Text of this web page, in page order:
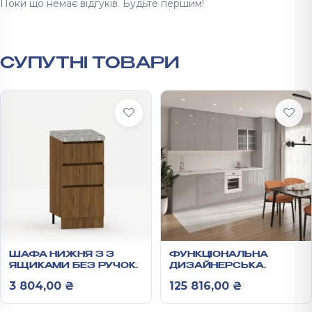
Поки що немає відгуків. Будьте першим!
СУПУТНІ ТОВАРИ
ШАФА НИЖНЯ З 3
ЯЩИКАМИ БЕЗ РУЧОК
3 804,00 ₴
ФУНКЦІОНАЛЬНА
ДИЗАЙНЕРСЬКА
ХАМБЕР З
125 816,00 ₴